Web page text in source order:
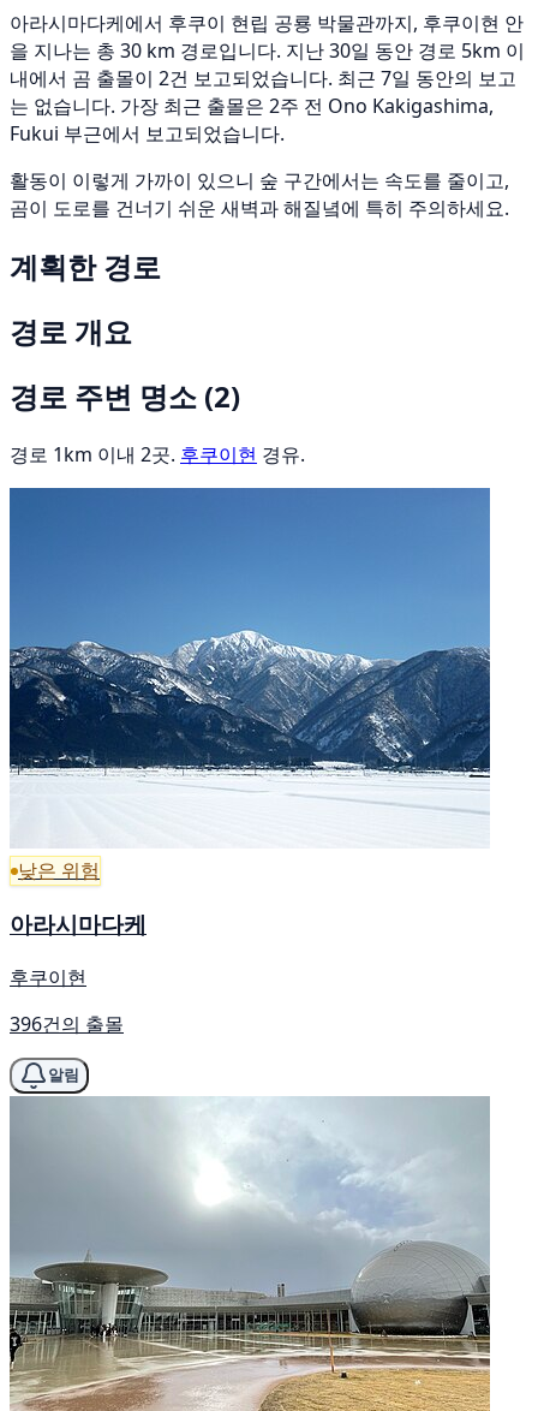
아라시마다케에서 후쿠이 현립 공룡 박물관까지, 후쿠이현 안
을 지나는 총 30 km 경로입니다. 지난 30일 동안 경로 5km 이
내에서 곰 출몰이 2건 보고되었습니다. 최근 7일 동안의 보고
는 없습니다. 가장 최근 출몰은 2주 전 Ono Kakigashima,
Fukui 부근에서 보고되었습니다.
활동이 이렇게 가까이 있으니 숲 구간에서는 속도를 줄이고,
곰이 도로를 건너기 쉬운 새벽과 해질녘에 특히 주의하세요.
계획한 경로
경로 개요
경로 주변 명소 (2)
경로 1km 이내 2곳. 후쿠이현 경유.
낮은 위험
아라시마다케
후쿠이현
396건의 출몰
알림